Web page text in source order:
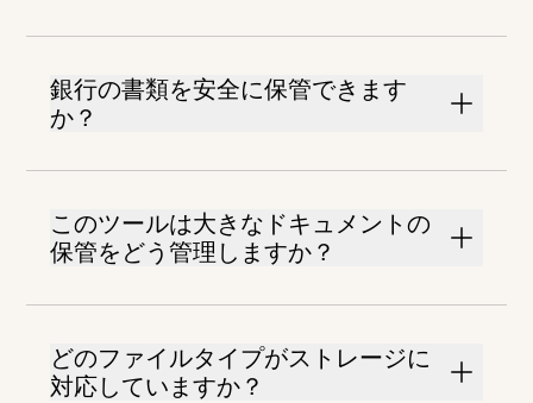
銀行の書類を安全に保管できます
か？
このツールは大きなドキュメントの
保管をどう管理しますか？
どのファイルタイプがストレージに
対応していますか？